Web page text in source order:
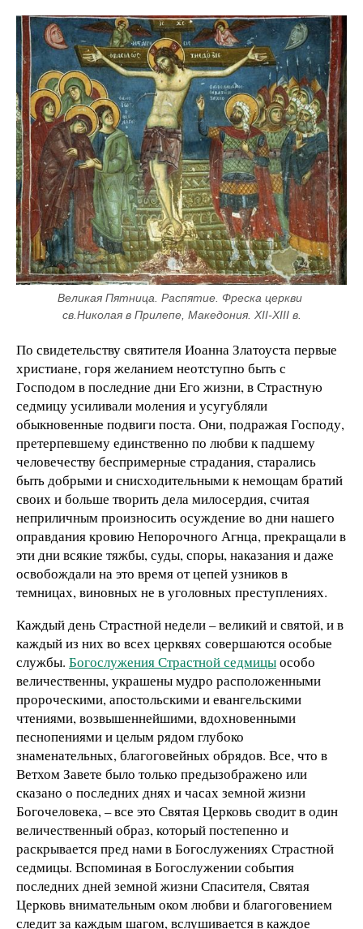
Великая Пятница. Распятие. Фреска церкви
св.Николая в Прилепе, Македония. XII-XIII в.
По свидетельству святителя Иоанна Златоуста первые
христиане, горя желанием неотступно быть с
Господом в последние дни Его жизни, в Страстную
седмицу усиливали моления и усугубляли
обыкновенные подвиги поста. Они, подражая Господу,
претерпевшему единственно по любви к падшему
человечеству беспримерные страдания, старались
быть добрыми и снисходительными к немощам братий
своих и больше творить дела милосердия, считая
неприличным произносить осуждение во дни нашего
оправдания кровию Непорочного Агнца, прекращали в
эти дни всякие тяжбы, суды, споры, наказания и даже
освобождали на это время от цепей узников в
темницах, виновных не в уголовных преступлениях.
Каждый день Страстной недели – великий и святой, и в
каждый из них во всех церквях совершаются особые
службы. Богослужения Страстной седмицыособо
величественны, украшены мудро расположенными
пророческими, апостольскими и евангельскими
чтениями, возвышеннейшими, вдохновенными
песнопениями и целым рядом глубоко
знаменательных, благоговейных обрядов. Все, что в
Ветхом Завете было только предызображено или
сказано о последних днях и часах земной жизни
Богочеловека, – все это Святая Церковь сводит в один
величественный образ, который постепенно и
раскрывается пред нами в Богослужениях Страстной
седмицы. Вспоминая в Богослужении события
последних дней земной жизни Спасителя, Святая
Церковь внимательным оком любви и благоговением
следит за каждым шагом, вслушивается в каждое